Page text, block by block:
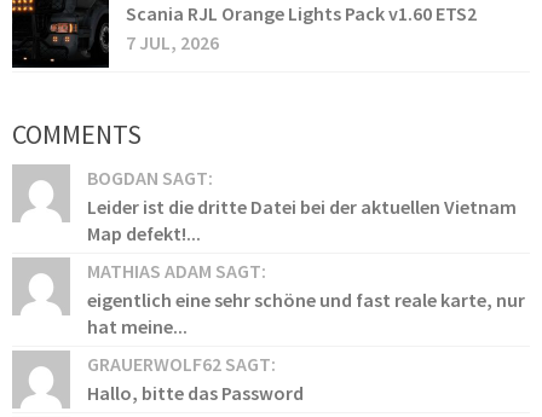
Scania RJL Orange Lights Pack v1.60 ETS2
7 JUL, 2026
COMMENTS
BOGDAN SAGT:
Leider ist die dritte Datei bei der aktuellen Vietnam
Map defekt!...
MATHIAS ADAM SAGT:
eigentlich eine sehr schöne und fast reale karte, nur
hat meine...
GRAUERWOLF62 SAGT:
Hallo, bitte das Password